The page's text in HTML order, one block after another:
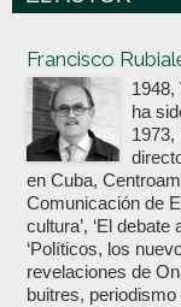
Francisco
1948,
ha
1973,
en Cuba,
Comunicación de
cultura’, ‘El debate
‘Políticos, los
revelaciones de
buitres,